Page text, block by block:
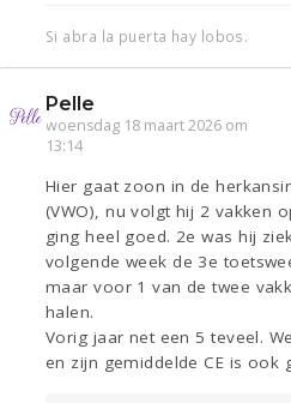
Si abra la puerta hay lobos.
Pelle
woensdag 18 maart 2026 om
13:14
Hier gaat zoon in de
(VWO), nu volgt hij 2 vakken
ging heel goed. 2e was hij
volgende week de 3e
maar voor 1 van de twee
halen.
Vorig jaar net een 5 teveel.
en zijn gemiddelde CE is ook